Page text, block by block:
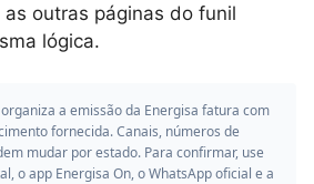
as outras páginas do funil
lógica.
a emissão da Energisa fatura com
fornecida. Canais, números de
mudar por estado. Para confirmar, use
o app Energisa On, o WhatsApp oficial e a